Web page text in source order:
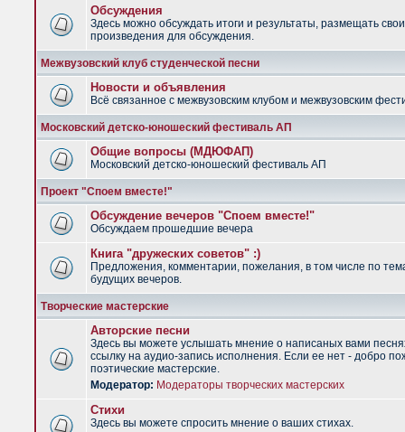
Обсуждения
Здесь можно обсуждать итоги и результаты, размещать
произведения для обсуждения.
Межвузовский клуб студенческой песни
Новости и объявления
Всё связанное с межвузовским клубом и межвузовским
Московский детско-юношеский фестиваль АП
Общие вопросы (МДЮФАП)
Московский детско-юношеский фестиваль АП
Проект "Споем вместе!"
Обсуждение вечеров "Споем вместе!"
Обсуждаем прошедшие вечера
Книга "дружеских советов" :)
Предложения, комментарии, пожелания, в том числе по
будущих вечеров.
Творческие мастерские
Авторские песни
Здесь вы можете услышать мнение о написаных вами
ссылку на аудио-запись исполнения. Если ее нет - добро
поэтические мастерские.
Модератор: Модераторы творческих мастерских
Стихи
Здесь вы можете спросить мнение о ваших стихах.